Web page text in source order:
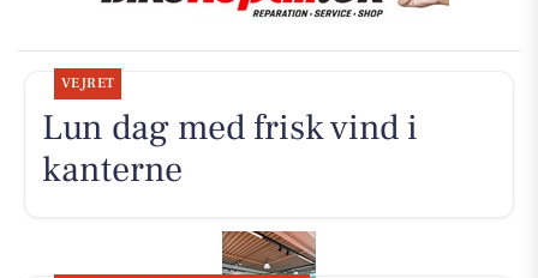
VEJRET
Lun dag med frisk vind i
kanterne